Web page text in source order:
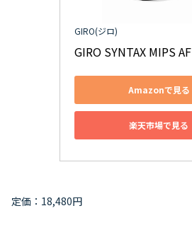
GIRO(ジロ)
GIRO SYNTAX MIPS AF
Amazonで見る
楽天市場で見る
定価：18,480円